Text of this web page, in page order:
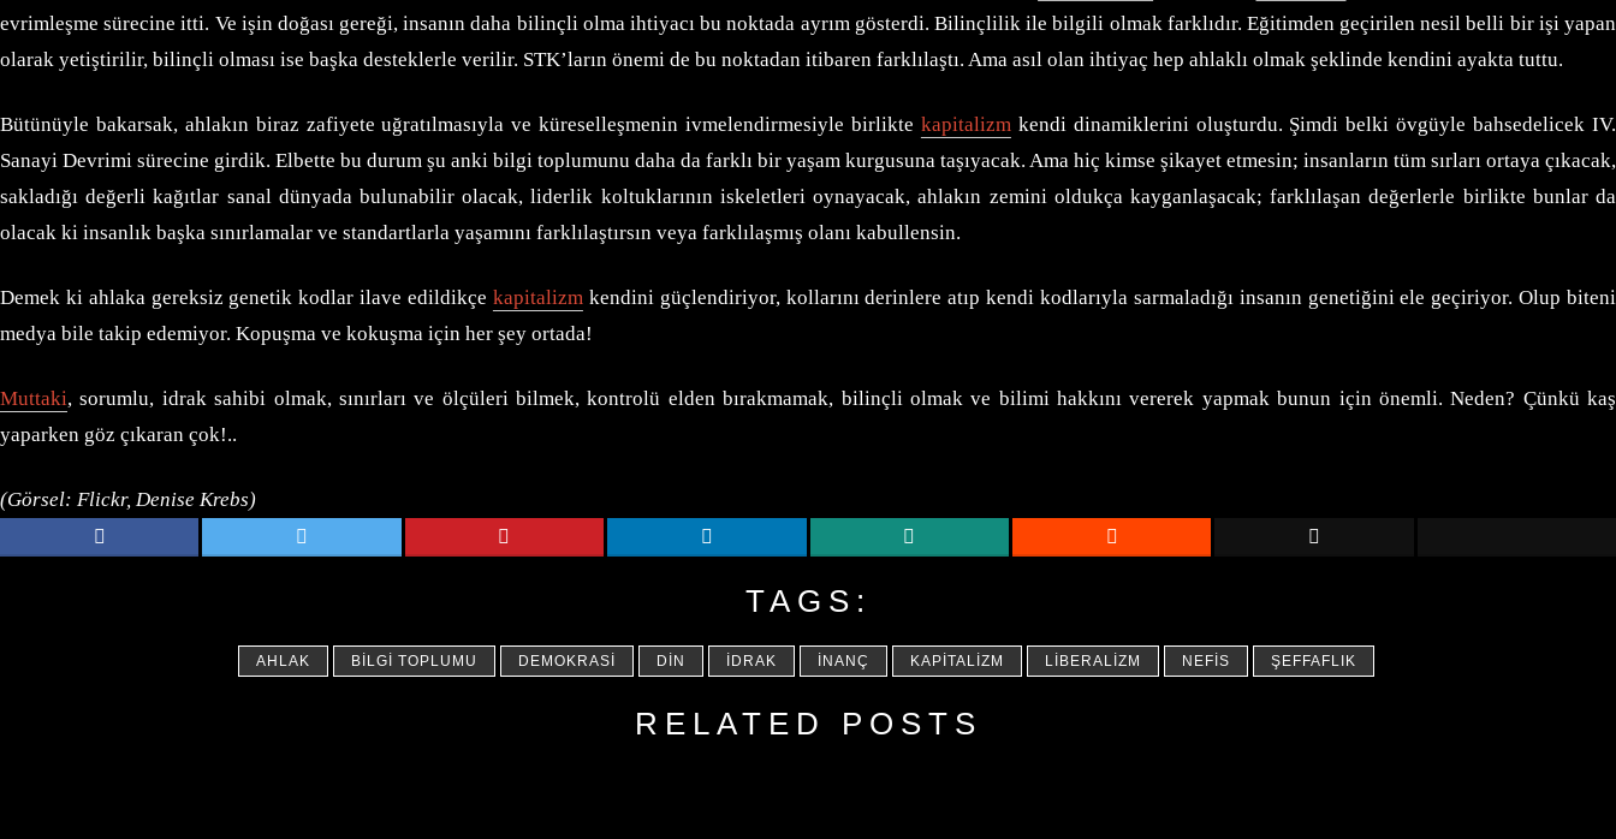
evrimleşme sürecine itti. Ve işin doğası gereği, insanın daha bilinçli olma ihtiyacı bu noktada ayrım gösterdi. Bilinçlilik ile bilgili olmak farklıdır. Eğitimden geçirilen nesil belli bir işi yapan
olarak yetiştirilir, bilinçli olması ise başka desteklerle verilir. STK’ların önemi de bu noktadan itibaren farklılaştı. Ama asıl olan ihtiyaç hep ahlaklı olmak şeklinde kendini ayakta tuttu.
Bütünüyle bakarsak, ahlakın biraz zafiyete uğratılmasıyla ve küreselleşmenin ivmelendirmesiyle birlikte kapitalizmkendi dinamiklerini oluşturdu. Şimdi belki övgüyle bahsedelicek IV.
Sanayi Devrimi sürecine girdik. Elbette bu durum şu anki bilgi toplumunu daha da farklı bir yaşam kurgusuna taşıyacak. Ama hiç kimse şikayet etmesin; insanların tüm sırları ortaya çıkacak,
sakladığı değerli kağıtlar sanal dünyada bulunabilir olacak, liderlik koltuklarının iskeletleri oynayacak, ahlakın zemini oldukça kayganlaşacak; farklılaşan değerlerle birlikte bunlar da
olacak ki insanlık başka sınırlamalar ve standartlarla yaşamını farklılaştırsın veya farklılaşmış olanı kabullensin.
Demek ki ahlaka gereksiz genetik kodlar ilave edildikçe kapitalizmkendini güçlendiriyor, kollarını derinlere atıp kendi kodlarıyla sarmaladığı insanın genetiğini ele geçiriyor. Olup biteni
medya bile takip edemiyor. Kopuşma ve kokuşma için her şey ortada!
Muttaki, sorumlu, idrak sahibi olmak, sınırları ve ölçüleri bilmek, kontrolü elden bırakmamak, bilinçli olmak ve bilimi hakkını vererek yapmak bunun için önemli. Neden? Çünkü kaş
yaparken göz çıkaran çok!..
(Görsel: Flickr, Denise Krebs)
TAGS:
AHLAK BILGI TOPLUMU DEMOKRASI DIN İDRAK İNANÇ KAPITALIZM LIBERALIZM NEFIS ŞEFFAFLIK
RELATED POSTS